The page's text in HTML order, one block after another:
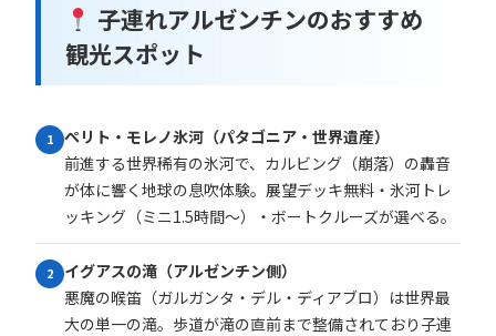
子連れアルゼンチンのおすすめ
観光スポット
1
ペリト・モレノ氷河（パタゴニア・世界遺産）
前進する世界稀有の氷河で、カルビング（崩落）の轟音
が体に響く地球の息吹体験。展望デッキ無料・氷河トレ
ッキング（ミニ1.5時間〜）・ボートクルーズが選べる。
2
イグアスの滝（アルゼンチン側）
悪魔の喉笛（ガルガンタ・デル・ディアブロ）は世界最
大の単一の滝。歩道が滝の直前まで整備されており子連